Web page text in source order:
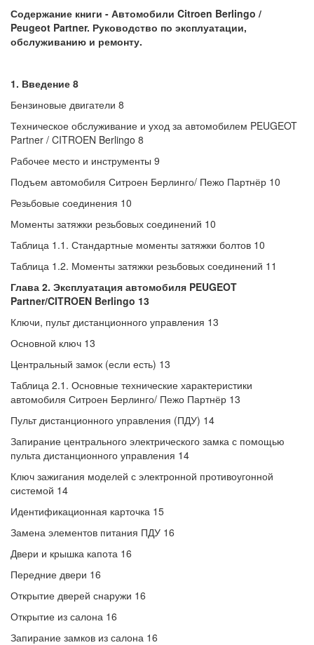
Содержание книги - Автомобили Citroen Berlingo /
Peugeot Partner. Руководство по эксплуатации,
обслуживанию и ремонту.
1. Введение 8
Бензиновые двигатели 8
Техническое обслуживание и уход за автомобилем PEUGEOT
Partner / CITROEN Berlingo 8
Рабочее место и инструменты 9
Подъем автомобиля Ситроен Берлинго/ Пежо Партнёр 10
Резьбовые соединения 10
Моменты затяжки резьбовых соединений 10
Таблица 1.1. Стандартные моменты затяжки болтов 10
Таблица 1.2. Моменты затяжки резьбовых соединений 11
Глава 2. Эксплуатация автомобиля PEUGEOT
Partner/CITROEN Berlingo 13
Ключи, пульт дистанционного управления 13
Основной ключ 13
Центральный замок (если есть) 13
Таблица 2.1. Основные технические характеристики
автомобиля Ситроен Берлинго/ Пежо Партнёр 13
Пульт дистанционного управления (ПДУ) 14
Запирание центрального электрического замка с помощью
пульта дистанционного управления 14
Ключ зажигания моделей с электронной противоугонной
системой 14
Идентификационная карточка 15
Замена элементов питания ПДУ 16
Двери и крышка капота 16
Передние двери 16
Открытие дверей снаружи 16
Открытие из салона 16
Запирание замков из салона 16